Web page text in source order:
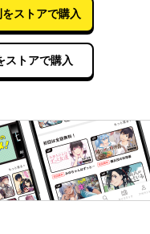
ストアで購入
ストアで購入